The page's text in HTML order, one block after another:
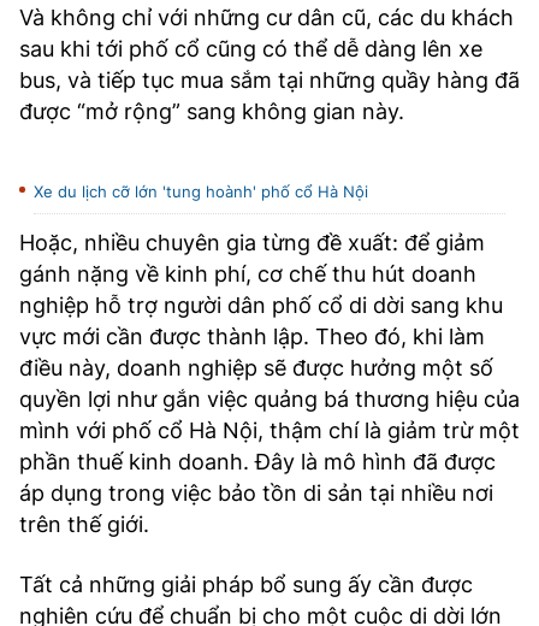
Và không chỉ với những cư dân cũ, các du khách
sau khi tới phố cổ cũng có thể dễ dàng lên xe
bus, và tiếp tục mua sắm tại những quầy hàng đã
được “mở rộng” sang không gian này.
Xe du lịch cỡ lớn 'tung hoành' phố cổ Hà Nội
Hoặc, nhiều chuyên gia từng đề xuất: để giảm
gánh nặng về kinh phí, cơ chế thu hút doanh
nghiệp hỗ trợ người dân phố cổ di dời sang khu
vực mới cần được thành lập. Theo đó, khi làm
điều này, doanh nghiệp sẽ được hưởng một số
quyền lợi như gắn việc quảng bá thương hiệu của
mình với phố cổ Hà Nội, thậm chí là giảm trừ một
phần thuế kinh doanh. Đây là mô hình đã được
áp dụng trong việc bảo tồn di sản tại nhiều nơi
trên thế giới.
Tất cả những giải pháp bổ sung ấy cần được
nghiên cứu để chuẩn bị cho một cuộc di dời lớn